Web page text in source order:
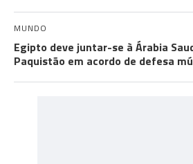
MUNDO
Egipto deve juntar-se à Árabia
Paquistão em acordo de defesa